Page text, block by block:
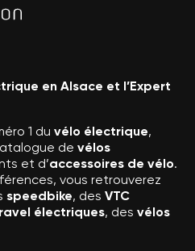
en Alsace et l’Expert
1 du vélo électrique,
de vélos
et d’accessoires de vélo.
vous retrouverez
speedbike, des VTC
électriques, des vélos